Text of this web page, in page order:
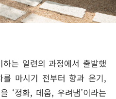
는 일련의 과정에서 출발했
를 마시기 전부터 향과 온기,
‘정화, 데움, 우려냄’이라는